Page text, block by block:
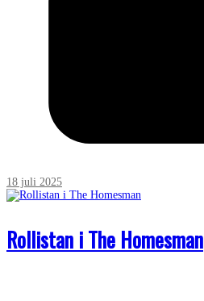
18 juli 2025
Rollistan i The Homesman